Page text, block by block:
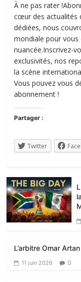
À ne pas rater
cœur des actualités
dédiées, nous
mondiale pour
nuancée.Inscrivez-
exclusivités, nos
la scène
Vous pouvez vous
abonnement !
Partager :
Twitter
L’arbitre Omar
11 juin 2026 0